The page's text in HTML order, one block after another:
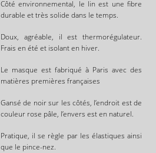
Côté environnemental, le lin est une fibre
durable et très solide dans le temps.
Doux, agréable, il est thermorégulateur.
Frais en été et isolant en hiver.
Le masque est fabriqué à Paris avec des
matières premières françaises
Gansé de noir sur les côtés, l’endroit est de
couleur rose pâle, l’envers est en naturel.
Pratique, il se règle par les élastiques ainsi
que le pince-nez.